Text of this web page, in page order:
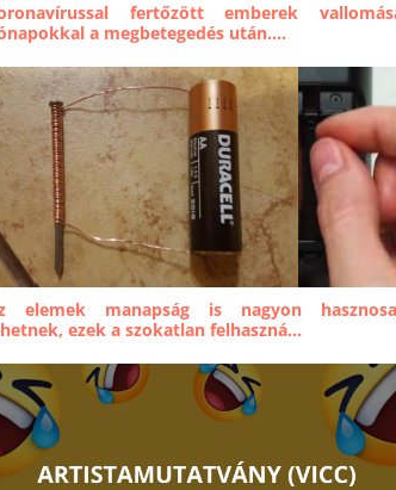
fertőzött emberek
a megbetegedés után....
elemek manapság is nagyon
ezek a szokatlan felhaszná...